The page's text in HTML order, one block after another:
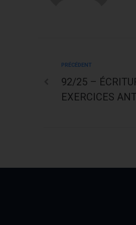
PRÉCÉDENT
92/25 –
EXERCICES